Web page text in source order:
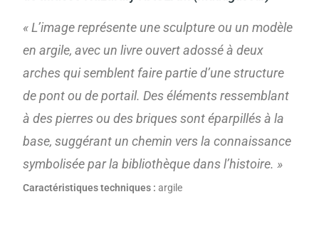
« L’image représente une sculpture ou un modèle
en argile, avec un livre ouvert adossé à deux
arches qui semblent faire partie d’une structure
de pont ou de portail. Des éléments ressemblant
à des pierres ou des briques sont éparpillés à la
base, suggérant un chemin vers la connaissance
symbolisée par la bibliothèque dans l’histoire. »
Caractéristiques techniques : argile